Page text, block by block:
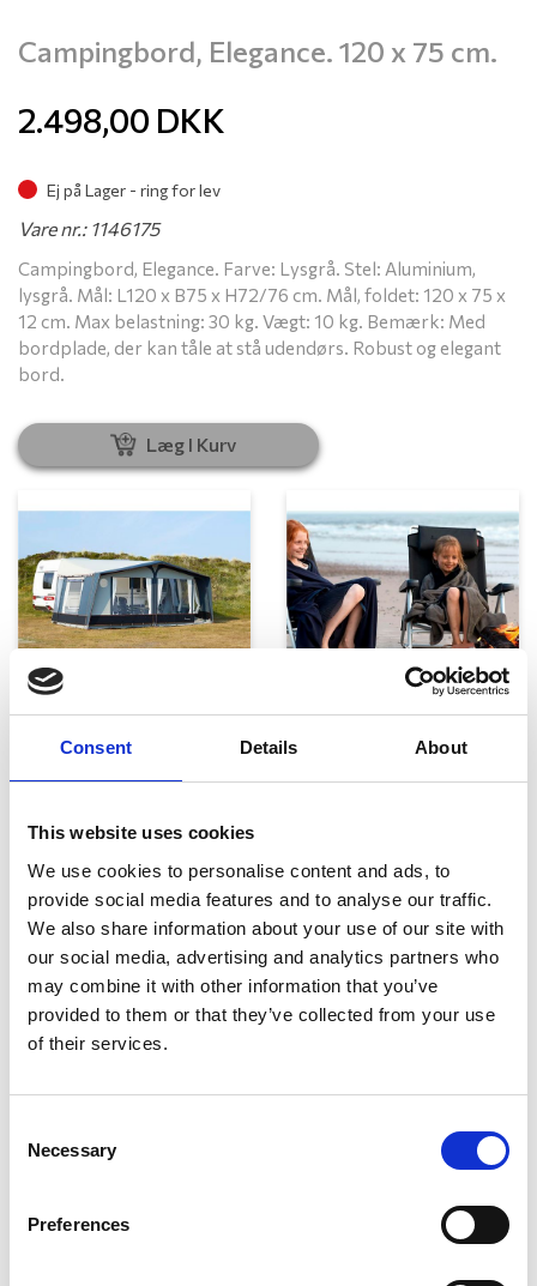
Consent Details About
This website uses cookies
We use cookies to personalise content and ads, to
provide social media features and to analyse our traffic.
We also share information about your use of our site with
our social media, advertising and analytics partners who
may combine it with other information that you’ve
provided to them or that they’ve collected from your use
of their services.
Selection
Necessary
Preferences
Campingbord, Elegance. 120 x 75 cm.
2.498,00 DKK
Ej på Lager - ring for lev
Vare nr.: 1146175
Campingbord, Elegance. Farve: Lysgrå. Stel: Aluminium,
lysgrå. Mål: L120 x B75 x H72/76 cm. Mål, foldet: 120 x 75 x
12 cm. Max belastning: 30 kg. Vægt: 10 kg. Bemærk: Med
bordplade, der kan tåle at stå udendørs. Robust og elegant
bord.
Læg I Kurv
Telte, markiser og tilbehør Campingmøbler
Køkken og Husholdning Grill
Autocampere - tilbehør